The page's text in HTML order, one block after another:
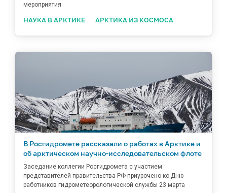
мероприятия
НАУКА В АРКТИКЕ АРКТИКА ИЗ КОСМОСА
В Росгидромете рассказали о работах в Арктике и
об арктическом научно-исследовательском флоте
Заседание коллегии Росгидромета с участием
представителей правительства РФ приурочено ко Дню
работников гидрометеорологической службы 23 марта